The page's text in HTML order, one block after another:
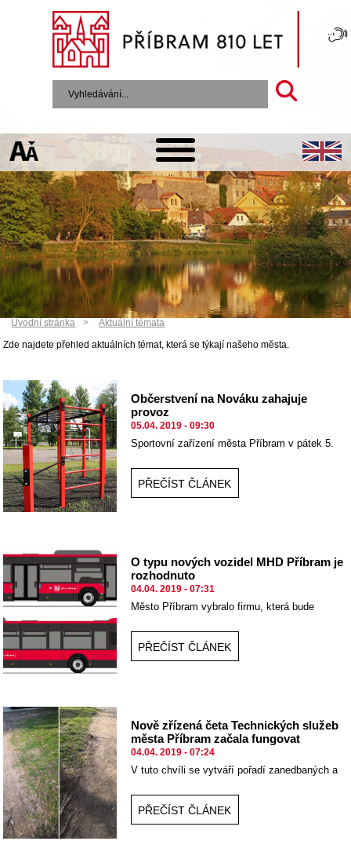
Úvodní stránka
Aktuální témata
Zde najdete přehled aktuálních témat, která se týkají našeho města.
Občerstvení na Nováku zahajuje
provoz
05.04. 2019 - 09:30
Sportovní zařízení města Příbram v pátek 5.
tentokrát na Nováku.
PŘEČÍST ČLÁNEK
O typu nových vozidel MHD Příbram je
rozhodnuto
04.04. 2019 - 07:31
Město Příbram vybralo firmu, která bude
hromadné dopravy.
PŘEČÍST ČLÁNEK
Nově zřízená četa Technických služeb
města Příbram začala fungovat
04.04. 2019 - 07:24
V tuto chvíli se vytváří pořadí zanedbaných a
nová parkovací místa dobře posloužit.
PŘEČÍST ČLÁNEK